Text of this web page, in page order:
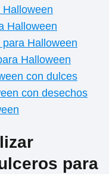
Halloween
Halloween
Halloween
con dulces
con desechos
para